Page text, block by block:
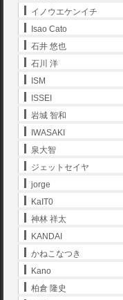
イノウエケンイチ
Isao Cato
石井 悠也
石川 洋
ISM
ISSEI
岩城 智和
IWASAKI
泉大智
ジェットセイヤ
jorge
KaIT0
神林 祥太
KANDAI
かねこなつき
Kano
柏倉 隆史